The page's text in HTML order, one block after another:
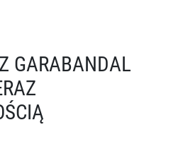
GARABANDAL